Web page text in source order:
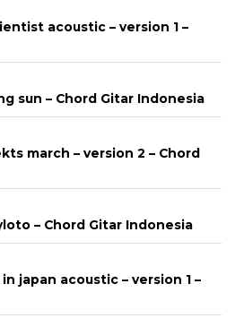
acoustic – version 1 –
sun – Chord Gitar Indonesia
march – version 2 – Chord
– Chord Gitar Indonesia
japan acoustic – version 1 –